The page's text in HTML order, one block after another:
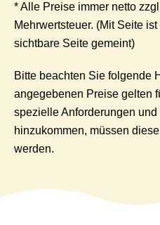
* Alle Preise immer netto
Mehrwertsteuer. (Mit Seite
sichtbare Seite gemeint)
Bitte beachten Sie folgende
angegebenen Preise gelten
spezielle Anforderungen
hinzukommen, müssen
werden.